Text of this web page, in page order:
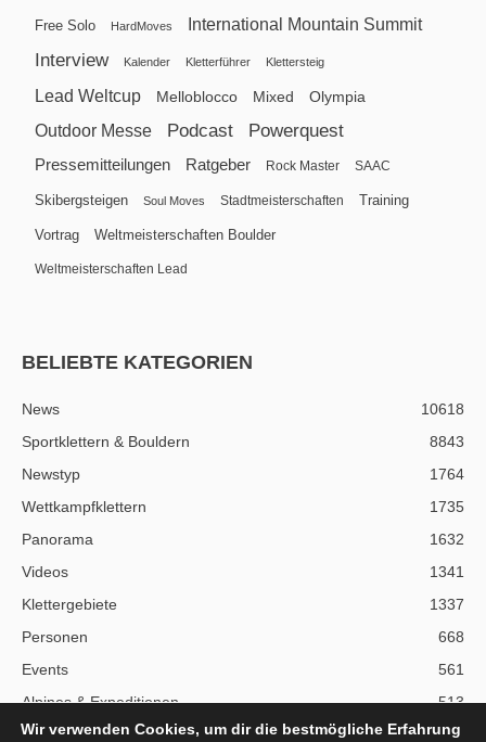
Free Solo HardMoves International Mountain Summit
Interview Kalender Kletterführer Klettersteig
Lead Weltcup Melloblocco Mixed Olympia
Outdoor Messe Podcast Powerquest
Pressemitteilungen Ratgeber Rock Master SAAC
Skibergsteigen Soul Moves Stadtmeisterschaften Training
Vortrag Weltmeisterschaften Boulder
Weltmeisterschaften Lead
BELIEBTE KATEGORIEN
News
10618
Sportklettern & Bouldern
8843
Newstyp
1764
Wettkampfklettern
1735
Panorama
1632
Videos
1341
Klettergebiete
1337
Personen
668
Events
561
Alpines & Expeditionen
513
Wir verwenden Cookies, um dir die bestmögliche Erfahrung